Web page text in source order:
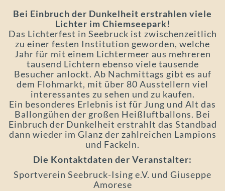
Bei Einbruch der Dunkelheit erstrahlen viele
Lichter im Chiemseepark!
Das Lichterfest in Seebruck ist zwischenzeitlich
zu einer festen Institution geworden, welche
Jahr für mit einem Lichtermeer aus mehreren
tausend Lichtern ebenso viele tausende
Besucher anlockt. Ab Nachmittags gibt es auf
dem Flohmarkt, mit über 80 Ausstellern viel
interessantes zu sehen und zu kaufen.
Ein besonderes Erlebnis ist für Jung und Alt das
Ballongühen der großen Heißluftballons. Bei
Einbruch der Dunkelheit erstrahlt das Standbad
dann wieder im Glanz der zahlreichen Lampions
und Fackeln.
Die Kontaktdaten der Veranstalter:
Sportverein Seebruck-Ising e.V. und Giuseppe
Amorese